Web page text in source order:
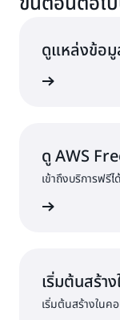
ดูแหล่งข้อ
ดู AWS
เข้าถึงบริการฟรี
เริ่มต้นสร้า
เริ่มต้นสร้างในค